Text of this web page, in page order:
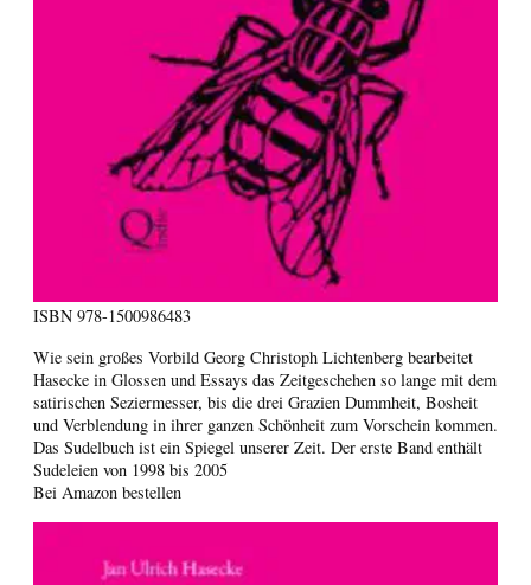
ISBN 978-1500986483
Wie sein großes Vorbild Georg Christoph Lichtenberg bearbeitet
Hasecke in Glossen und Essays das Zeitgeschehen so lange mit dem
satirischen Seziermesser, bis die drei Grazien Dummheit, Bosheit
und Verblendung in ihrer ganzen Schönheit zum Vorschein kommen.
Das Sudelbuch ist ein Spiegel unserer Zeit. Der erste Band enthält
Sudeleien von 1998 bis 2005
Bei Amazon bestellen